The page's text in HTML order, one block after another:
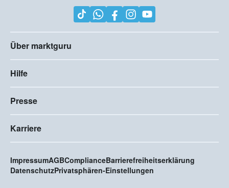
Über marktguru
Hilfe
Presse
Karriere
ImpressumAGBComplianceBarrierefreiheitserklärung
DatenschutzPrivatsphären-Einstellungen